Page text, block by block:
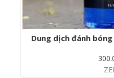
Dung dịch đánh